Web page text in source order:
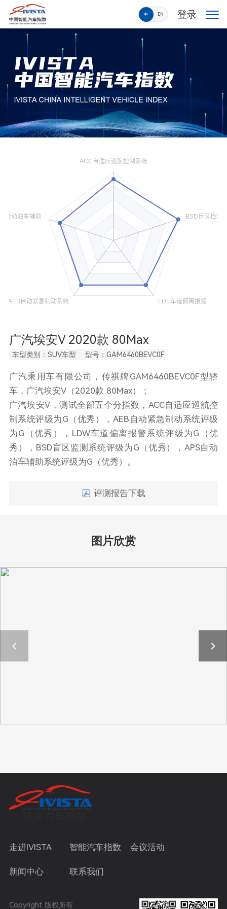
中 EN 登录
广汽埃安V 2020款 80Max
车型类别：SUV车型 型号：GAM6460BEVC0F
广汽乘用车有限公司，传祺牌GAM6460BEVC0F型轿
车，广汽埃安V（2020款 80Max）；
广汽埃安V，测试全部五个分指数，ACC自适应巡航控
制系统评级为G（优秀），AEB自动紧急制动系统评级
为G（优秀），LDW车道偏离报警系统评级为G（优
秀），BSD盲区监测系统评级为G（优秀），APS自动
泊车辅助系统评级为G（优秀）。
评测报告下载
图片欣赏
走进IVISTA 智能汽车指数 会议活动
新闻中心 联系我们
Copyright 版权所有